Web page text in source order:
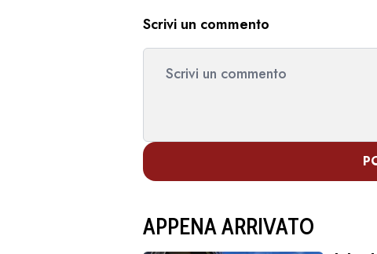
Scrivi un commento
APPENA ARRIVATO